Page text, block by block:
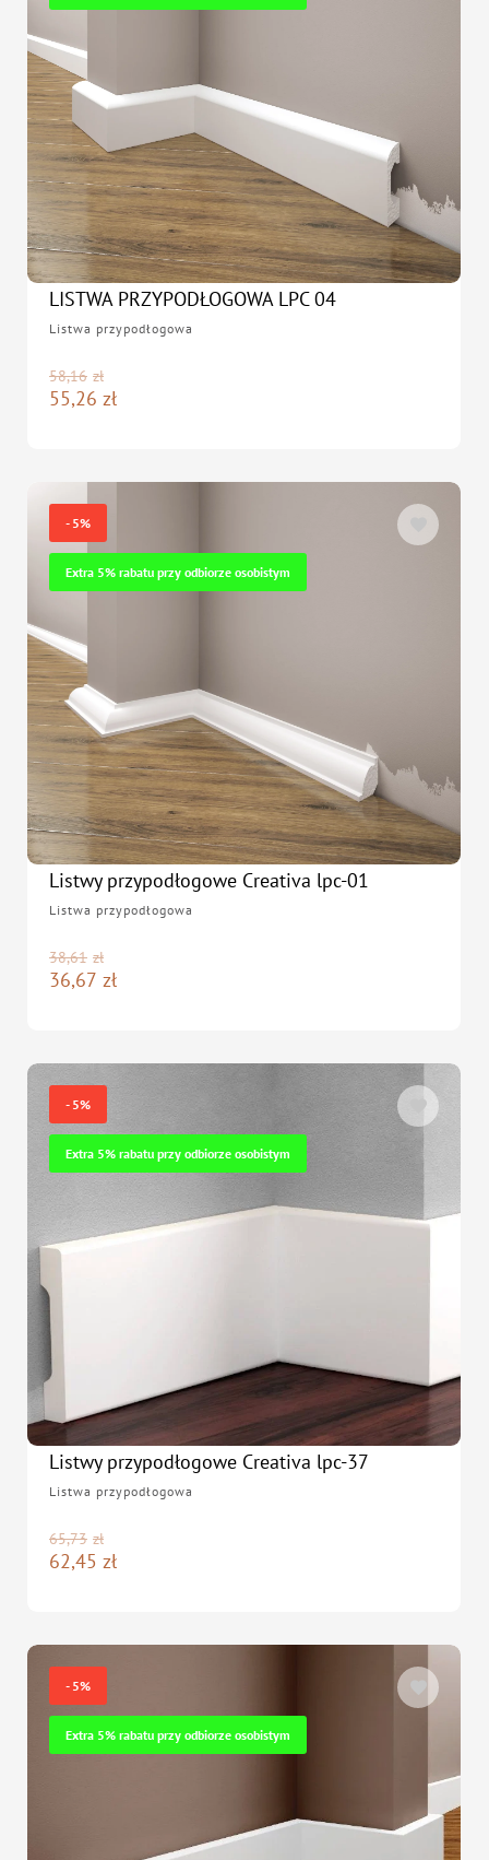
LISTWA PRZYPODŁOGOWA LPC 04
Listwa przypodłogowa
zł
58,16
zł
55,26
- 5%
Extra 5% rabatu przy odbiorze osobistym
Listwy przypodłogowe Creativa lpc-01
Listwa przypodłogowa
zł
38,61
zł
36,67
- 5%
Extra 5% rabatu przy odbiorze osobistym
Listwy przypodłogowe Creativa lpc-37
Listwa przypodłogowa
zł
65,73
zł
62,45
- 5%
Extra 5% rabatu przy odbiorze osobistym